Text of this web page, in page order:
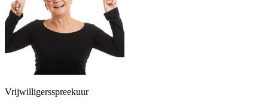
Vrijwilligersspreekuur